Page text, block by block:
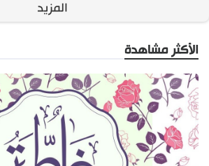
المزيد
الأكثر مشاهدة